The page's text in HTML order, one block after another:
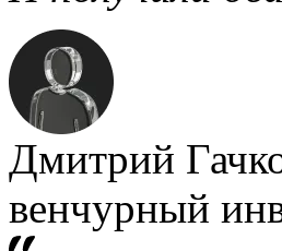
Дмитрий
венчурный